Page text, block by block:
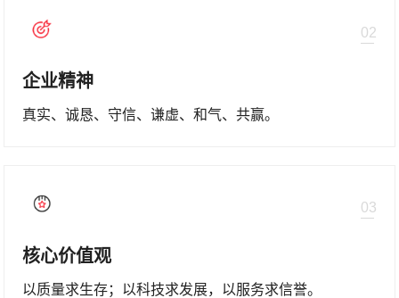
02
企业精神
真实、诚恳、守信、谦虚、和气、共赢。
03
核心价值观
以质量求生存；以科技求发展，以服务求信誉。